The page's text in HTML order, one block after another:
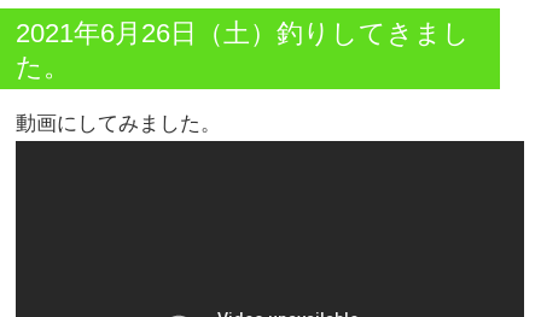
2021年6月26日（土）釣りしてきまし
た。
動画にしてみました。